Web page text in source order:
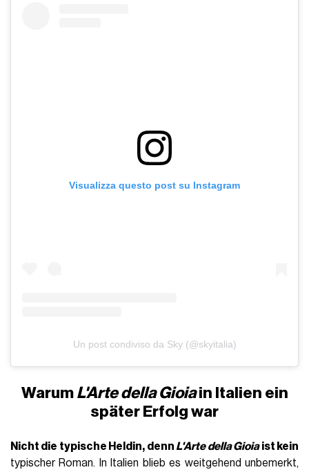
Visualizza questo post su Instagram
Un post condiviso da Sky (@skyitalia)
Warum L'Arte della Gioiain Italien ein
später Erfolg war
Nicht die typische Heldin, denn L'Arte della Gioiaist kein
typischer Roman. In Italien blieb es weitgehend unbemerkt,